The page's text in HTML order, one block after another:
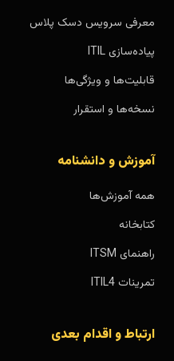
معرفی سرویس دسک پلاس
پیاده‌سازی ITIL
قابلیت‌ها و ویژگی‌ها
نسخه‌ها و استقرار
آموزش و دانشنامه
همه آموزش‌ها
کتابخانه
راهنمای ITSM
تمرینات ITIL4
ارتباط و اقدام بعدی